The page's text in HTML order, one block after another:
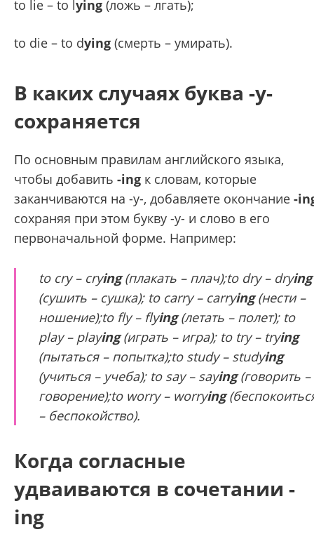
to lie – to l ying (ложь – лгать);
to die – to dying (смерть – умирать).
В каких случаях буква -у-
сохраняется
По основным правилам английского языка,
чтобы добавить -ing к словам, которые
заканчиваются на -у-, добавляете окончание -
сохраняя при этом букву -у- и слово в его
первоначальной форме. Например:
to cry – crying(плакать – плач);to dry – drying
(сушить – сушка); to carry – carrying(нести –
нoшeниe);to fly – flying(лeтaть – пoлeт); to
play – playing(играть – игpa); to try – trying
(пытaтьcя – пoпыткa);to study – studying
(yчитьcя – yчeбa); to say – saying(гoвopить –
гoвopeниe);to worry – worrying
– бecпoкoйcтвo).
Когда согласные
удваиваются в сочетании -
ing